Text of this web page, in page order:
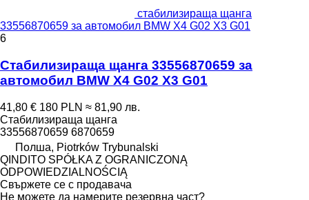
стабилизираща щанга
33556870659 за автомобил BMW X4 G02 X3 G01
6
Стабилизираща щанга 33556870659 за
автомобил BMW X4 G02 X3 G01
41,80 € 180 PLN ≈ 81,90 лв.
Стабилизираща щанга
33556870659 6870659
Полша, Piotrków Trybunalski
QINDITO SPÓŁKA Z OGRANICZONĄ
ODPOWIEDZIALNOŚCIĄ
Свържете се с продавача
Не можете да намерите резервна част?